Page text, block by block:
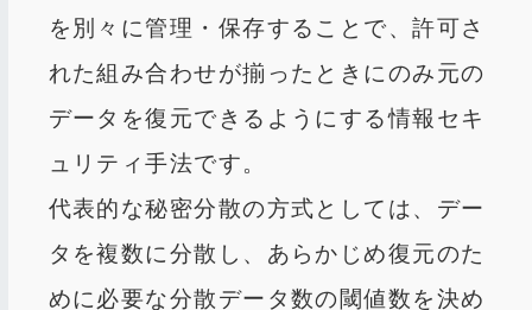
を別々に管理・保存することで、許可さ
れた組み合わせが揃ったときにのみ元の
データを復元できるようにする情報セキ
ュリティ手法です。​
代表的な秘密分散の方式としては、デー
タを複数に分散し、あらかじめ復元のた
めに必要な分散データ数の閾値数を決め